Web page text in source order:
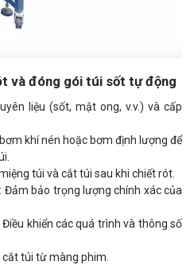
và đóng gói túi sốt tự động
liệu (sốt, mật ong, v.v.) và cấp
khí nén hoặc bơm định lượng để
túi và cắt túi sau khi chiết rót.
Đảm bảo trọng lượng chính xác của
Điều khiển các quá trình và thông số
cắt túi từ màng phim.